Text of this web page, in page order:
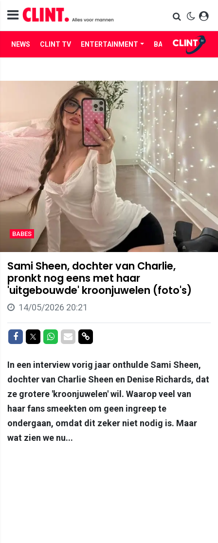
NEWS CLINT TV ENTERTAINMENT BABES LIFE
BABES
Sami Sheen, dochter van Charlie,
pronkt nog eens met haar
'uitgebouwde' kroonjuwelen (foto's)
14/05/2026 20:21
Delen op Facebook
Delen op Twitter
Delen op Whatsapp
Delen via Mail
Delen via link
In een interview vorig jaar onthulde Sami Sheen,
dochter van Charlie Sheen en Denise Richards, dat
ze grotere 'kroonjuwelen' wil. Waarop veel van
haar fans smeekten om geen ingreep te
ondergaan, omdat dit zeker niet nodig is. Maar
wat zien we nu...